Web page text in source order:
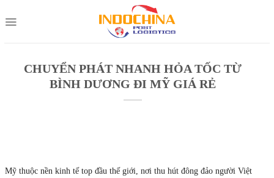
to
CHUYỂN PHÁT NHANH HỎA TỐC TỪ
BÌNH DƯƠNG ĐI MỸ GIÁ RẺ
Mỹ thuộc nền kinh tế top đầu thế giới, nơi thu hút đông đảo người Việt